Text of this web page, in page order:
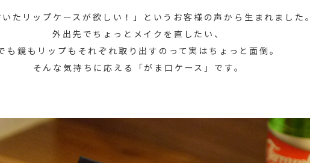
たリップケースが欲しい！」というお客様の声から生まれました。
外出先でちょっとメイクを直したい、
も鏡もリップもそれぞれ取り出すのって実はちょっと面倒。
そんな気持ちに応える「がま口ケース」です。